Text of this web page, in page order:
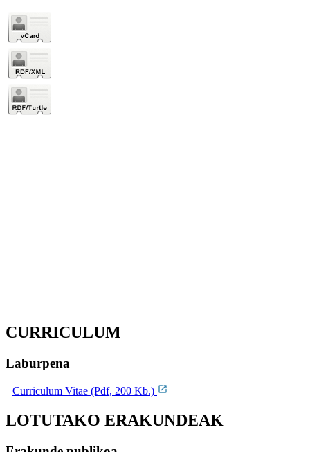
CURRICULUM
Laburpena
Curriculum Vitae (Pdf, 200 Kb.)
LOTUTAKO ERAKUNDEAK